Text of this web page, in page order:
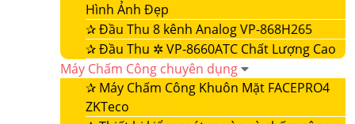
Hình Ảnh Đẹp
✰Đầu Thu 8 kênh Analog VP-868H265
✰Đầu Thu ✲ VP-8660ATC Chất Lượng Cao
Máy Chấm Công chuyên dụng
✰ Máy Chấm Công Khuôn Mặt FACEPRO4
ZKTeco